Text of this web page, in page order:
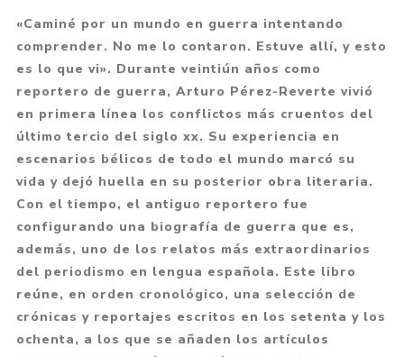
«Caminé por un mundo en guerra intentando
comprender. No me lo contaron. Estuve allí, y esto
es lo que vi». Durante veintiún años como
reportero de guerra, Arturo Pérez-Reverte vivió
en primera línea los conflictos más cruentos del
último tercio del siglo xx. Su experiencia en
escenarios bélicos de todo el mundo marcó su
vida y dejó huella en su posterior obra literaria.
Con el tiempo, el antiguo reportero fue
configurando una biografía de guerra que es,
además, uno de los relatos más extraordinarios
del periodismo en lengua española. Este libro
reúne, en orden cronológico, una selección de
crónicas y reportajes escritos en los setenta y los
ochenta, a los que se añaden los artículos